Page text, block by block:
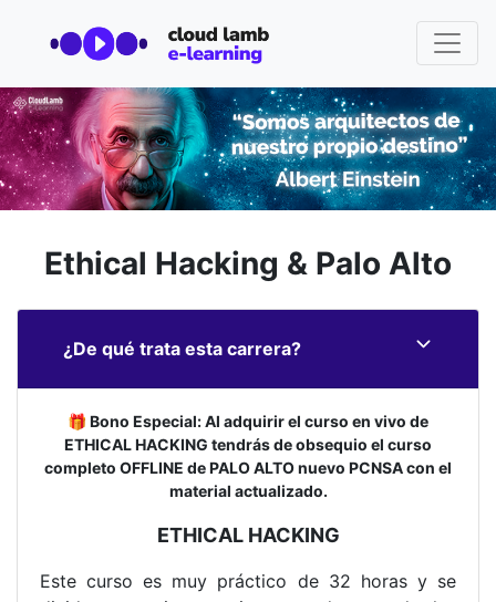
Ethical Hacking & Palo Alto
¿De qué trata esta carrera?
🎁 Bono Especial: Al adquirir el curso en vivo de
ETHICAL HACKING tendrás de obsequio el curso
completo OFFLINE de PALO ALTO nuevo PCNSA con el
material actualizado.
ETHICAL HACKING
Este curso es muy práctico de 32 horas y se